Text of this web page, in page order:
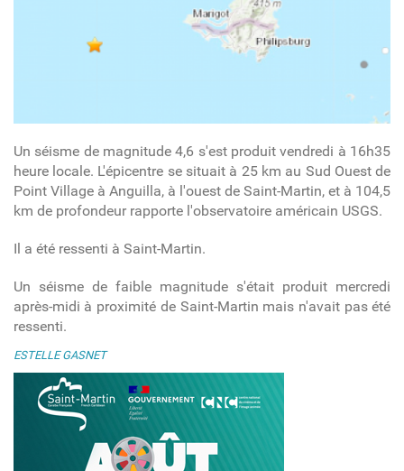
Un séisme de magnitude 4,6 s'est produit vendredi à 16h35
heure locale. L'épicentre se situait à 25 km au Sud Ouest de
Point Village à Anguilla, à l'ouest de Saint-Martin, et à 104,5
km de profondeur rapporte l'observatoire américain USGS.
Il a été ressenti à Saint-Martin.
Un séisme de faible magnitude s'était produit mercredi
après-midi à proximité de Saint-Martin mais n'avait pas été
ressenti.
ESTELLE GASNET